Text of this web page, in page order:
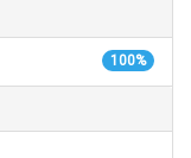
100%